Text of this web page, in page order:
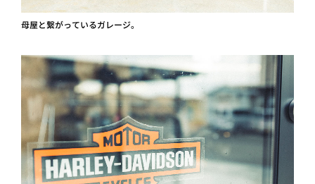
母屋と繋がっているガレージ。